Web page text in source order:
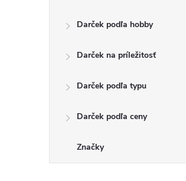
l
Darček podľa hobby
Darček na príležitosť
Darček podľa typu
Darček podľa ceny
Značky